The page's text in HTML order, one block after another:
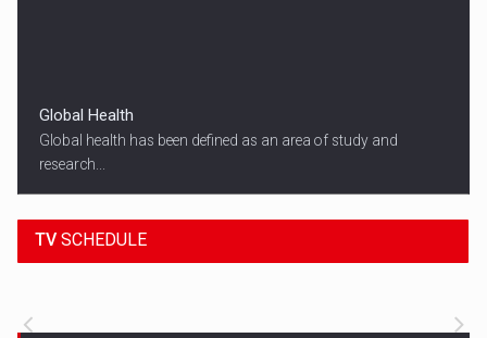
Global Health
Global health has been defined as an area of study and
research...
TV SCHEDULE
18:45
ALL THE LATEST SPORTS NEWS FROM